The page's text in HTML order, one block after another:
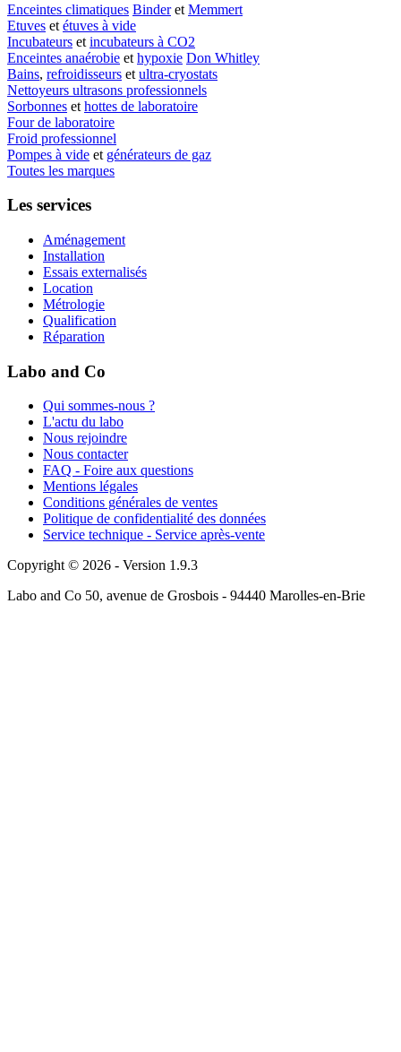
Enceintes climatiques Binderet Memmert
Etuves et étuves à vide
Incubateurs et incubateurs à CO2
Enceintes anaérobie et hypoxie Don Whitley
Bains, refroidisseurs et ultra-cryostats
Nettoyeurs ultrasons professionnels
Sorbonnes et hottes de laboratoire
Four de laboratoire
Froid professionnel
Pompes à vide et générateurs de gaz
Toutes les marques
Les services
Aménagement
Installation
Essais externalisés
Location
Métrologie
Qualification
Réparation
Labo and Co
Qui sommes-nous ?
L'actu du labo
Nous rejoindre
Nous contacter
FAQ - Foire aux questions
Mentions légales
Conditions générales de ventes
Politique de confidentialité des données
Service technique - Service après-vente
Copyright © 2026 - Version 1.9.3
Labo and Co 50, avenue de Grosbois - 94440 Marolles-en-Brie